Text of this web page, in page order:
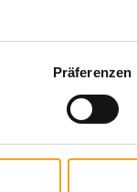
Präferenzen